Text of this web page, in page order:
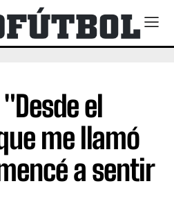
el
me llamó
a sentir